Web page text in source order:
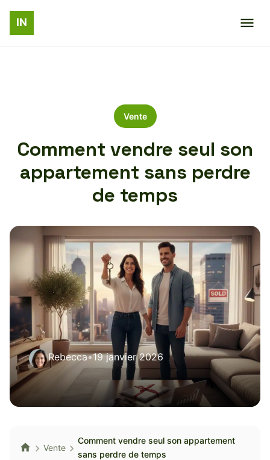
Vente
Comment vendre seul son
appartement sans perdre
de temps
Rebecca•19 janvier 2026
Vente
Comment vendre seul son appartement
sans perdre de temps